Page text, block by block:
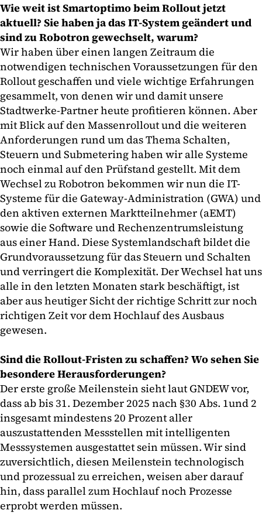
Wie weit ist Smartoptimo beim Rollout jetzt
aktuell? Sie haben ja das IT-System geändert und
sind zu Robotron gewechselt, warum?
Wir haben über einen langen Zeitraum die
notwendigen technischen Voraussetzungen für den
Rollout geschaffen und viele wichtige Erfahrungen
gesammelt, von denen wir und damit unsere
Stadtwerke-Partner heute profitieren können. Aber
mit Blick auf den Massenrollout und die weiteren
Anforderungen rund um das Thema Schalten,
Steuern und Submetering haben wir alle Systeme
noch einmal auf den Prüfstand gestellt. Mit dem
Wechsel zu Robotron bekommen wir nun die IT-
Systeme für die Gateway-Administration (GWA) und
den aktiven externen Marktteilnehmer (aEMT)
sowie die Software und Rechenzentrumsleistung
aus einer Hand. Diese Systemlandschaft bildet die
Grundvoraussetzung für das Steuern und Schalten
und verringert die Komplexität. Der Wechsel hat uns
alle in den letzten Monaten stark beschäftigt, ist
aber aus heutiger Sicht der richtige Schritt zur noch
richtigen Zeit vor dem Hochlauf des Ausbaus
gewesen.
Sind die Rollout-Fristen zu schaffen? Wo sehen Sie
besondere Herausforderungen?
Der erste große Meilenstein sieht laut GNDEW vor,
dass ab bis 31. Dezember 2025 nach §30 Abs. 1und 2
insgesamt mindestens 20 Prozent aller
auszustattenden Messstellen mit intelligenten
Messsystemen ausgestattet sein müssen. Wir sind
zuversichtlich, diesen Meilenstein technologisch
und prozessual zu erreichen, weisen aber darauf
hin, dass parallel zum Hochlauf noch Prozesse
erprobt werden müssen.